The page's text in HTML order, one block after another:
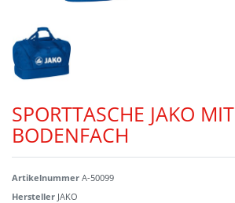
SPORTTASCHE JAKO MIT
BODENFACH
Artikelnummer A-50099
Hersteller JAKO